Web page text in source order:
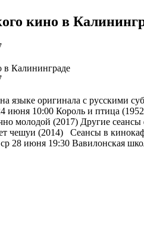
кино в
языке оригинала с русскими
июня 10:00 Король и птица
молодой (2017) Другие
чешуи (2014) Сеансы в
28 июня 19:30 Вавилонская